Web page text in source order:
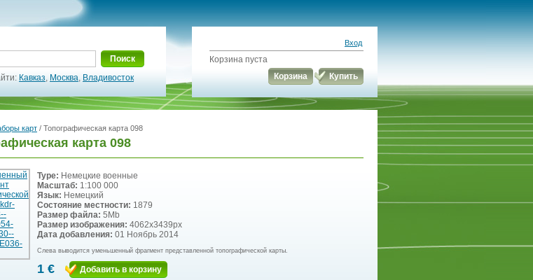
Поиск
Кавказ, Москва, Владивосток
Вход
Корзина пуста
Корзина
Купить
карт / Топографическая карта 098
карта 098
Type: Немецкие военные
Масштаб: 1:100 000
Язык: Немецкий
Состояние местности: 1879
Размер файла: 5Mb
Размер изображения: 4062x3439px
Дата добавления: 01 Ноябрь 2014
Слева выводится уменьшенный фрагмент представленной топографической карты.
1 € Добавить в корзину